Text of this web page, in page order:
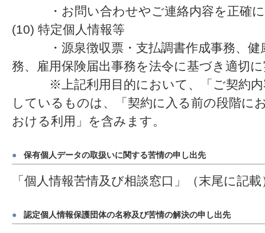
・お問い合わせやご連絡内容を正確に
(10) 特定個人情報等
・源泉徴収票・支払調書作成事務、健
務、雇用保険届出事務を法令に基づき適切
※上記利用目的において、「ご契約内
しているものは、「契約に入る前の段階に
おける利用」を含みます。
● 保有個人データの取扱いに関する苦情の申し出先
「個人情報苦情及び相談窓口」（末尾に記載
● 認定個人情報保護団体の名称及び苦情の解決の申し出先